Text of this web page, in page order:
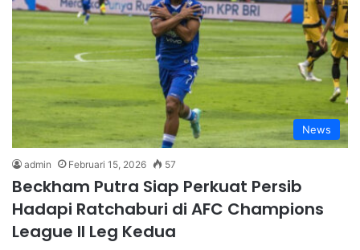
News
admin Februari 15, 2026 57
Beckham Putra Siap Perkuat Persib
Hadapi Ratchaburi di AFC Champions
League II Leg Kedua